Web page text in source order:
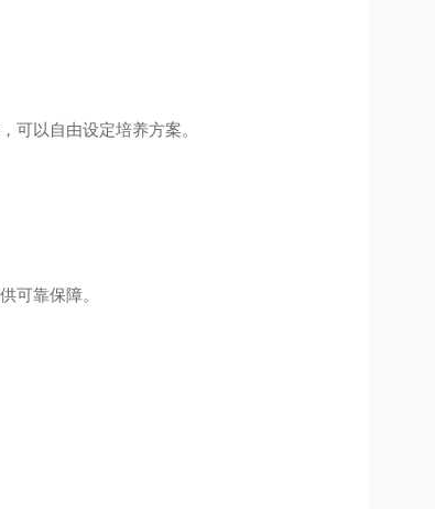
可以自由设定培养方案。
可靠保障。